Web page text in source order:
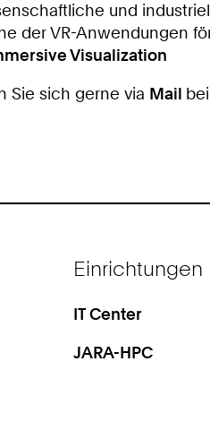
und
der VR-Anwendungen
Visualization
Sie sich gerne via Mail
Einrichtungen
IT Center
JARA-HPC